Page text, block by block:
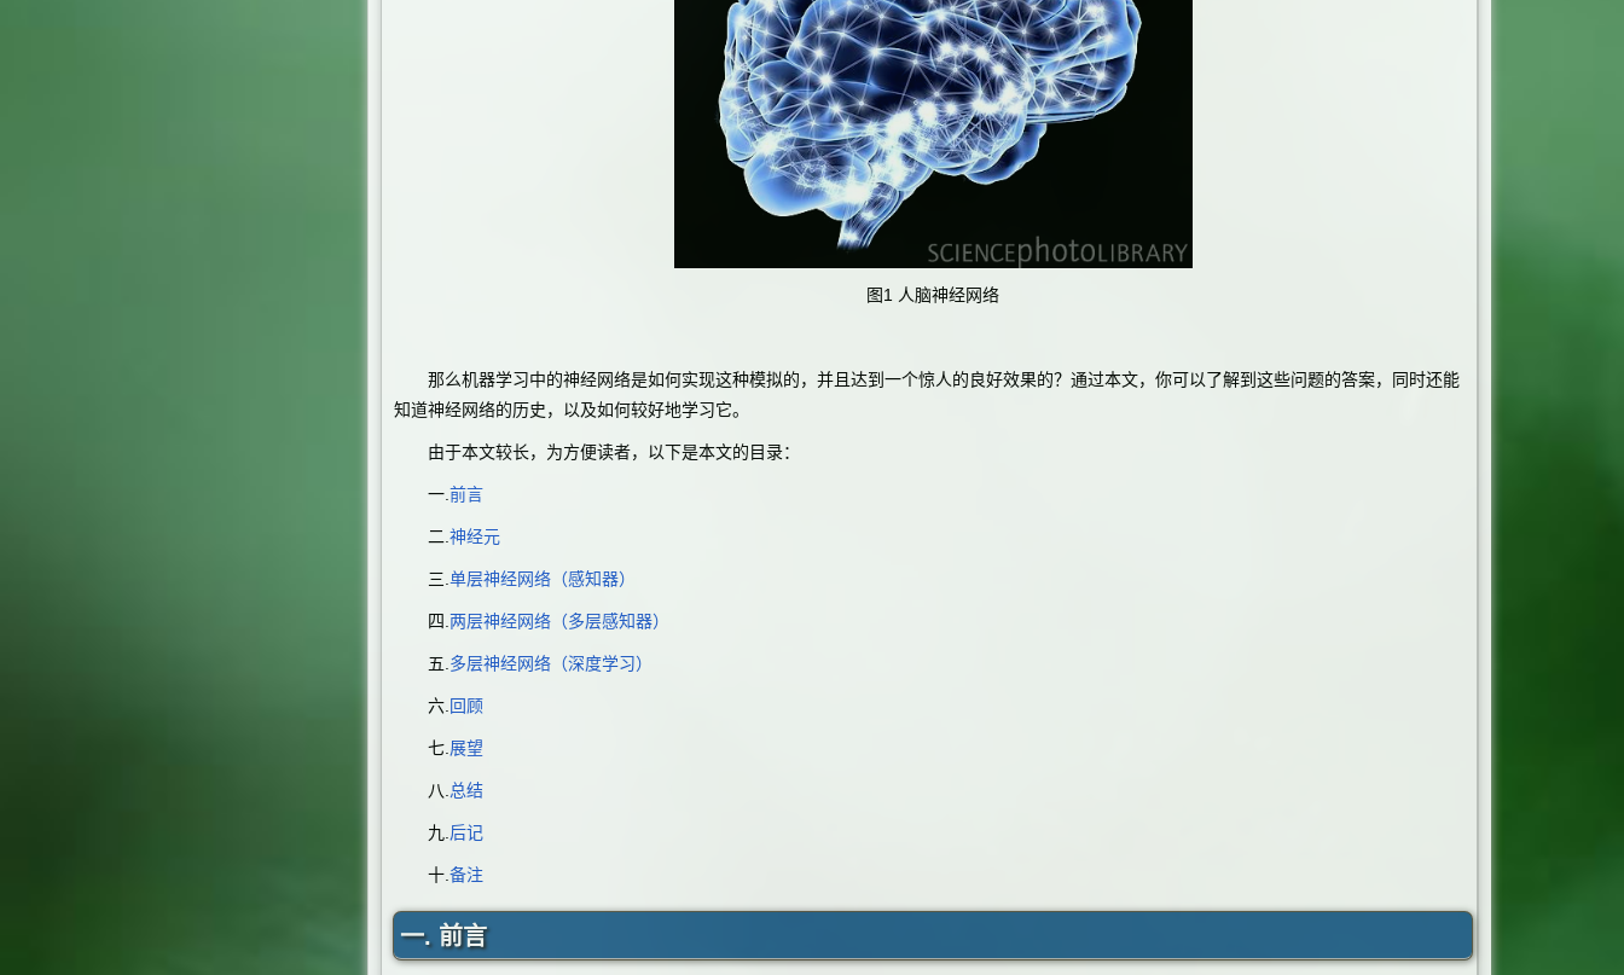
图1 人脑神经网络
那么机器学习中的神经网络是如何实现这种模拟的，并且达到一个惊人的良好效果的？通过本文，你可以了解到这些问题的答案，同时还能
知道神经网络的历史，以及如何较好地学习它。
由于本文较长，为方便读者，以下是本文的目录：
一. 前言
二. 神经元
三. 单层神经网络（感知器）
四. 两层神经网络（多层感知器）
五. 多层神经网络（深度学习）
六. 回顾
七. 展望
八. 总结
九. 后记
十. 备注
一. 前言